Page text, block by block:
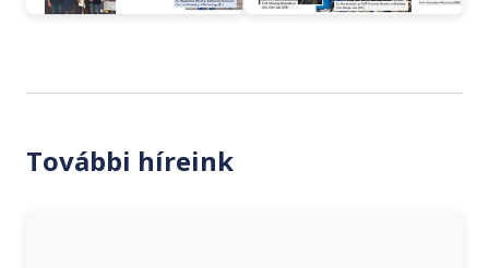
További híreink